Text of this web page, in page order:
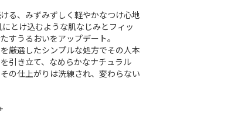
る、みずみずしく軽やかなつけ心地
とけ込むような肌なじみとフィッ
すうるおいをアップデート。
厳選したシンプルな処方でその人本
引き立て、なめらかなナチュラル
の仕上がりは洗練され、変わらない